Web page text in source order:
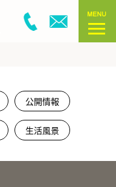
公開情報
生活風景